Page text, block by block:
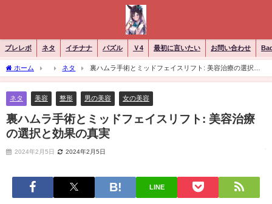
ブレレボ ネタ イチナナ パズル Ｖ4 最初に言いたい お問い合わせ
ホーム ネタ
裏ハムラ手術とミッドフェイスリフト: 美容治療の選択と
効果の真実
ネタ 美容 整形 男の美容 女の美容
裏ハムラ手術とミッドフェイスリフト: 美容治療
の選択と効果の真実
2024年2月5日 2024年2月5日
LINE